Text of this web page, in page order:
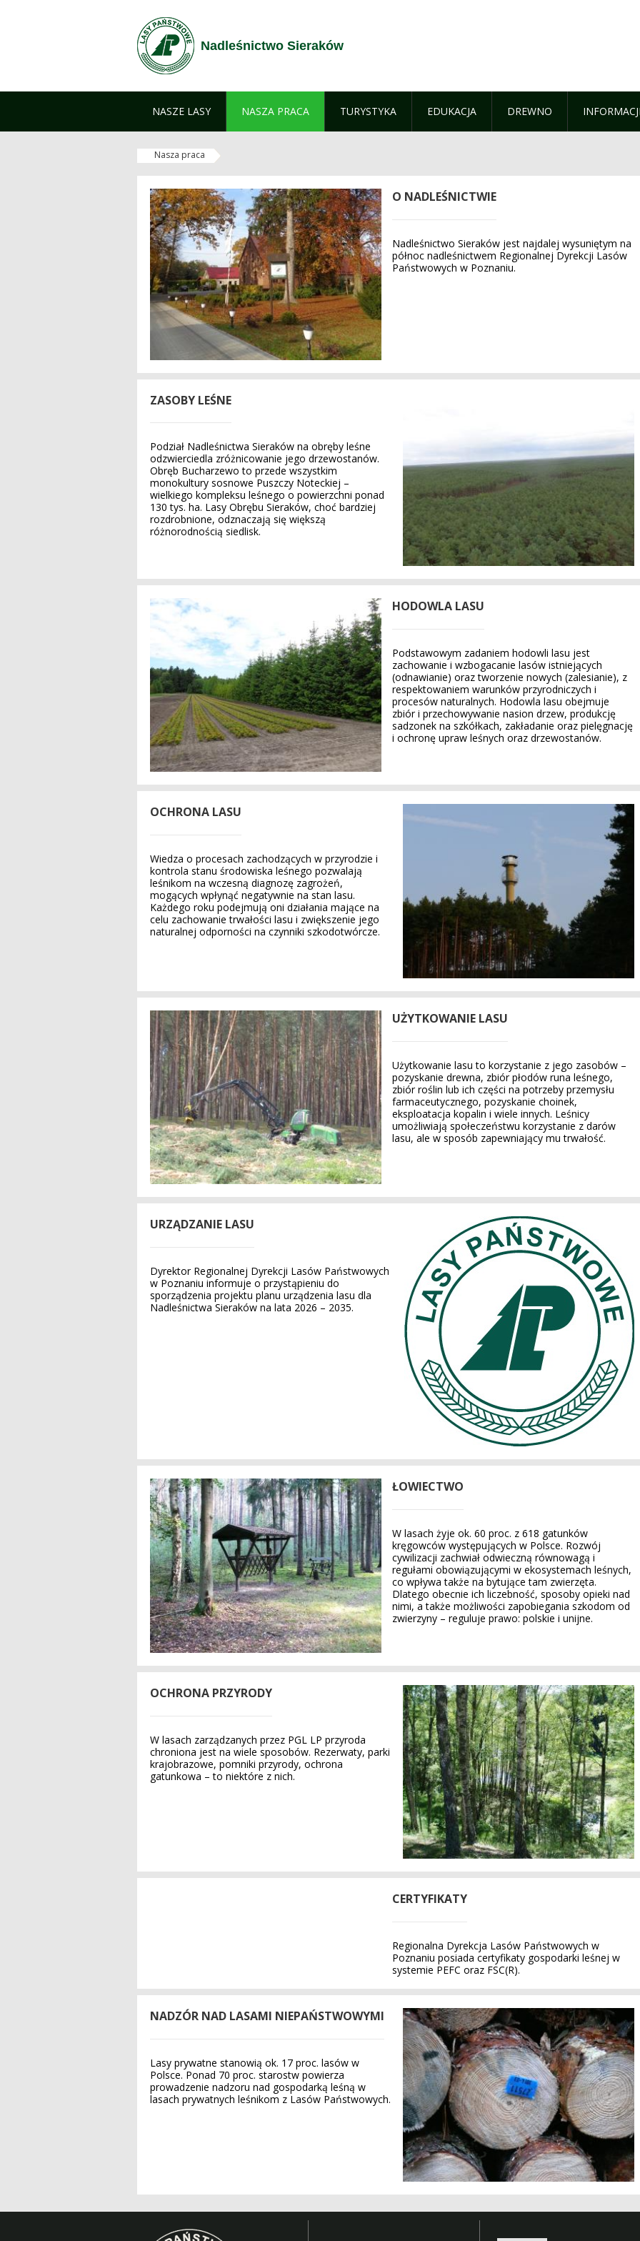
Nadleśnictwo Sieraków
NASZE LASY NASZA PRACA TURYSTYKA EDUKACJA DREWNO
Nasza praca
O NADLEŚNICTWIE
Nadleśnictwo Sieraków jest najdalej wysuniętym na
północ nadleśnictwem Regionalnej Dyrekcji Lasów
Państwowych w Poznaniu.
ZASOBY LEŚNE
Podział Nadleśnictwa Sieraków na obręby leśne
odzwierciedla zróżnicowanie jego drzewostanów.
Obręb Bucharzewo to przede wszystkim
monokultury sosnowe Puszczy Noteckiej –
wielkiego kompleksu leśnego o powierzchni ponad
130 tys. ha. Lasy Obrębu Sieraków, choć bardziej
rozdrobnione, odznaczają się większą
różnorodnością siedlisk.
HODOWLA LASU
Podstawowym zadaniem hodowli lasu jest
zachowanie i wzbogacanie lasów istniejących
(odnawianie) oraz tworzenie nowych (zalesianie), z
respektowaniem warunków przyrodniczych i
procesów naturalnych. Hodowla lasu obejmuje
zbiór i przechowywanie nasion drzew, produkcję
sadzonek na szkółkach, zakładanie oraz pielęgnację
i ochronę upraw leśnych oraz drzewostanów.
OCHRONA LASU
Wiedza o procesach zachodzących w przyrodzie i
kontrola stanu środowiska leśnego pozwalają
leśnikom na wczesną diagnozę zagrożeń,
mogących wpłynąć negatywnie na stan lasu.
Każdego roku podejmują oni działania mające na
celu zachowanie trwałości lasu i zwiększenie jego
naturalnej odporności na czynniki szkodotwórcze.
UŻYTKOWANIE LASU
Użytkowanie lasu to korzystanie z jego zasobów –
pozyskanie drewna, zbiór płodów runa leśnego,
zbiór roślin lub ich części na potrzeby przemysłu
farmaceutycznego, pozyskanie choinek,
eksploatacja kopalin i wiele innych. Leśnicy
umożliwiają społeczeństwu korzystanie z darów
lasu, ale w sposób zapewniający mu trwałość.
URZĄDZANIE LASU
Dyrektor Regionalnej Dyrekcji Lasów Państwowych
w Poznaniu informuje o przystąpieniu do
sporządzenia projektu planu urządzenia lasu dla
Nadleśnictwa Sieraków na lata 2026 – 2035.
ŁOWIECTWO
W lasach żyje ok. 60 proc. z 618 gatunków
kręgowców występujących w Polsce. Rozwój
cywilizacji zachwiał odwieczną równowagą i
regułami obowiązującymi w ekosystemach leśnych,
co wpływa także na bytujące tam zwierzęta.
Dlatego obecnie ich liczebność, sposoby opieki nad
nimi, a także możliwości zapobiegania szkodom od
zwierzyny – reguluje prawo: polskie i unijne.
OCHRONA PRZYRODY
W lasach zarządzanych przez PGL LP przyroda
chroniona jest na wiele sposobów. Rezerwaty, parki
krajobrazowe, pomniki przyrody, ochrona
gatunkowa – to niektóre z nich.
CERTYFIKATY
Regionalna Dyrekcja Lasów Państwowych w
Poznaniu posiada certyfikaty gospodarki leśnej w
systemie PEFC oraz FSC(R).
NADZÓR NAD LASAMI NIEPAŃSTWOWYMI
Lasy prywatne stanowią ok. 17 proc. lasów w
Polsce. Ponad 70 proc. starostw powierza
prowadzenie nadzoru nad gospodarką leśną w
lasach prywatnych leśnikom z Lasów Państwowych.